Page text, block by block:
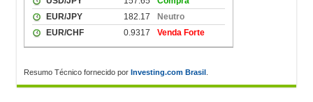
Resumo Técnico fornecido porInvesting.com Brasil